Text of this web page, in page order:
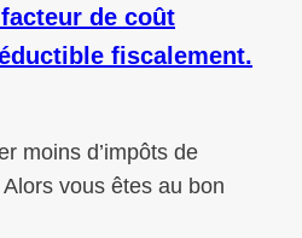
de coût
fiscalement.
moins d’impôts de
vous êtes au bon